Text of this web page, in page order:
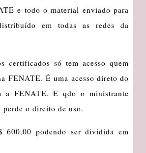
e todo o material enviado para
em todas as redes da
certificados só tem acesso quem
FENATE. É uma acesso direto do
a FENATE. E qdo o ministrante
o direito de uso.
600,00 podendo ser dividida em